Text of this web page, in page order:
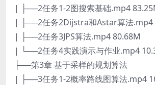
| ├──2任务1-2图搜索基础.mp4
| ├──2任务2Dijstra和Astar算法.mp4
| ├──2任务3JPS算法.mp4 80.68M
| └──2任务4实践演示与作业.mp4
├──第3章 基于采样的规划算法
| ├──3任务1-2概率路线图算法.mp4